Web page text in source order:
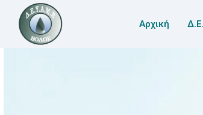
Αρχική